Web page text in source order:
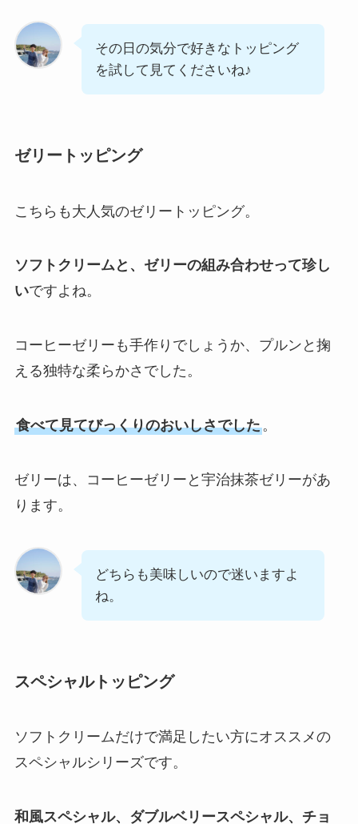
その日の気分で好きなトッピング
を試して見てくださいね♪
ゼリートッピング
こちらも大人気のゼリートッピング。
ソフトクリームと、ゼリーの組み合わせって珍し
いですよね。
コーヒーゼリーも手作りでしょうか、プルンと掬
える独特な柔らかさでした。
食べて見てびっくりのおいしさでした。
ゼリーは、コーヒーゼリーと宇治抹茶ゼリーがあ
ります。
どちらも美味しいので迷いますよ
ね。
スペシャルトッピング
ソフトクリームだけで満足したい方にオススメの
スペシャルシリーズです。
和風スペシャル、ダブルベリースペシャル、チョ